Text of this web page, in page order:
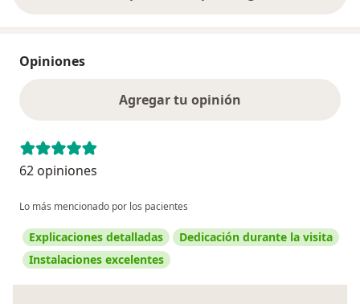
Opiniones
Agregar tu opinión
62 opiniones
Lo más mencionado por los pacientes
Explicaciones detalladas
Dedicación durante la visita
Instalaciones excelentes